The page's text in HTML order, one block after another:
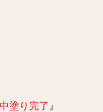
塗り完了 』